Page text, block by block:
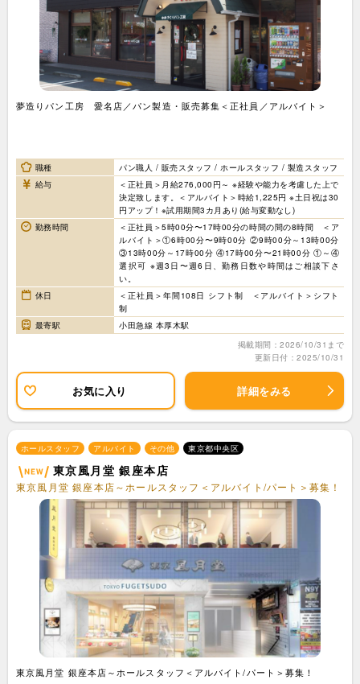
夢造りパン工房 愛名店／パン製造・販売募集＜正社員／アルバイト＞
職種
パン職人 / 販売スタッフ / ホールスタッフ / 製造スタッフ
給与
＜正社員＞月給276,000円～ ※経験や能力を考慮した上で
決定致します。＜アルバイト＞時給1,225円 ※土日祝は30
円アップ！※試用期間3カ月あり(給与変動なし)
勤務時間
＜正社員＞5時00分〜17時00分の時間の間の8時間 ＜ア
ルバイト＞①6時00分〜9時00分 ②9時00分～13時00分
③13時00分～17時00分 ④17時00分〜21時00分 ①～④
選択可 ※週3日〜週6日、勤務日数や時間はご相談下さ
い。
休日
＜正社員＞年間108日 シフト制 ＜アルバイト＞シフト
制
最寄駅
小田急線 本厚木駅
掲載期間：2026/10/31まで
更新日付：2025/10/31
お気に入り 詳細をみる
ホールスタッフ アルバイト その他 東京都中央区
東京風月堂 銀座本店
東京風月堂 銀座本店～ホールスタッフ＜アルバイト/パート＞募集！
東京風月堂 銀座本店～ホールスタッフ＜アルバイト/パート＞募集！